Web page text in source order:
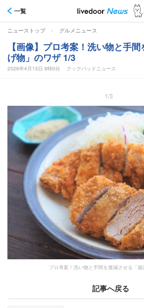
一覧
ニューストップ > グルメニュース
【画像】プロ考案！洗い物と手
げ物」のワザ 1/3
2026年4月13日 9時0分 クックパッドニュース
1/3
プロ考案！洗い物と手間を激減させる「
記事へ戻る